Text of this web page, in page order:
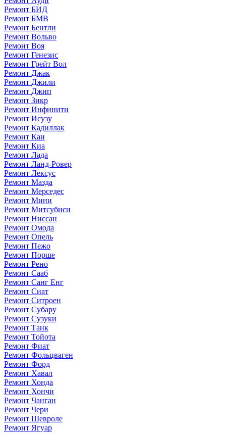
Ремонт БИД
Ремонт БМВ
Ремонт Бентли
Ремонт Вольво
Ремонт Воя
Ремонт Генезис
Ремонт Грейт Вол
Ремонт Джак
Ремонт Джили
Ремонт Джип
Ремонт Зикр
Ремонт Инфинити
Ремонт Исузу
Ремонт Кадиллак
Ремонт Каи
Ремонт Киа
Ремонт Лада
Ремонт Ланд-Ровер
Ремонт Лексус
Ремонт Мазда
Ремонт Мерседес
Ремонт Мини
Ремонт Митсубиси
Ремонт Ниссан
Ремонт Омода
Ремонт Опель
Ремонт Пежо
Ремонт Порше
Ремонт Рено
Ремонт Сааб
Ремонт Санг Енг
Ремонт Сиат
Ремонт Ситроен
Ремонт Субару
Ремонт Сузуки
Ремонт Танк
Ремонт Тойота
Ремонт Фиат
Ремонт Фольцваген
Ремонт Форд
Ремонт Хавал
Ремонт Хонда
Ремонт Хончи
Ремонт Чанган
Ремонт Чери
Ремонт Шевроле
Ремонт Ягуар